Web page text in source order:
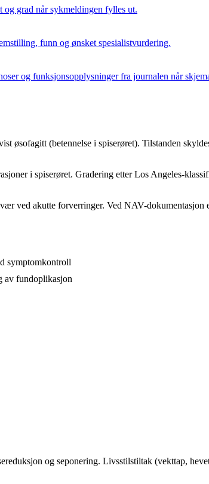
grad når sykmeldingen fylles ut.
funn og ønsket spesialistvurdering.
og funksjonsopplysninger fra journalen når
øsofagitt (betennelse i spiserøret). Tilstanden
i spiserøret. Gradering etter Los Angeles-
ved akutte forverringer. Ved NAV-dokumentasjon
symptomkontroll
av fundoplikasjon
og seponering. Livsstilstiltak (vekttap,